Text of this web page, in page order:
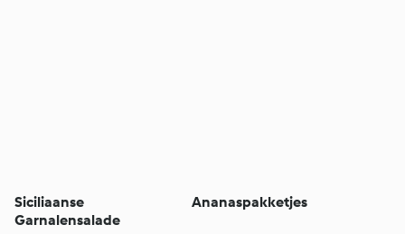
Siciliaanse
Garnalensalade
Ananaspakketjes